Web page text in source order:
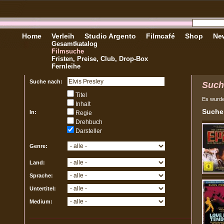
Home Verleih
Gesamtkatalog
Filmsuche
Fristen, Preise, Club, Drop-Box
Fernleihe
Studio Argento Filmcafé Shop
Suche nach:
In:
Titel
Inhalt
Regie
Drehbuch
Darsteller
Genre:
Land:
Sprache:
Untertitel:
Medium:
Es